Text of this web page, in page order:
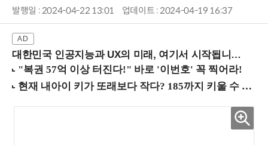
발행일 : 2024-04-22 13:01 업데이트 : 2024-04-19 16:37
대한민국 인공지능과 UX의 미래, 여기서 시작됩니다! (9/2 강남역)